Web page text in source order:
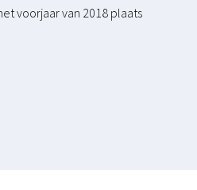
voorjaar van 2018 plaats